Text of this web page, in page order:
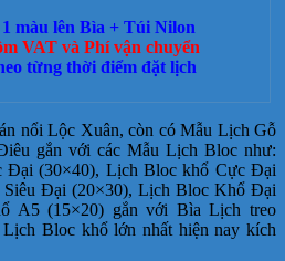
màu lên Bìa + Túi Nilon
VAT và Phí vận chuyển
từng thời điểm đặt lịch
nổi Lộc Xuân, còn có Mẫu Lịch Gỗ
gắn với các Mẫu Lịch Bloc như:
Đại (30×40), Lịch Bloc khổ Cực Đại
Đại (20×30), Lịch Bloc Khổ Đại
A5 (15×20) gắn với Bìa Lịch treo
Bloc khổ lớn nhất hiện nay kích